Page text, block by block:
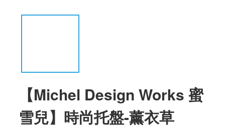
【Michel Design Works 蜜
雪兒】時尚托盤-薰衣草